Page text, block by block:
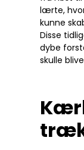
lærte,
kunne
Disse
dybe
skulle